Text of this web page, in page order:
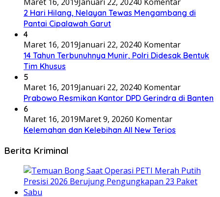
2 Hari Hilang, Nelayan Tewas Mengambang di
Pantai Cipalawah Garut
4
Maret 16, 2019Januari 22, 20240 Komentar
14 Tahun Terbunuhnya Munir, Polri Didesak Bentuk
Tim Khusus
5
Maret 16, 2019Januari 22, 20240 Komentar
Prabowo Resmikan Kantor DPD Gerindra di Banten
6
Maret 16, 2019Maret 9, 20260 Komentar
Kelemahan dan Kelebihan All New Terios
Berita Kriminal